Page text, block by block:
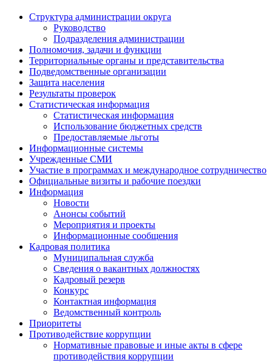
Структура администрации округа
Руководство
Подразделения администрации
Полномочия, задачи и функции
Территориальные органы и представительства
Подведомственные организации
Защита населения
Результаты проверок
Статистическая информация
Статистическая информация
Использование бюджетных средств
Предоставляемые льготы
Информационные системы
Учрежденные СМИ
Участие в программах и международное сотрудничество
Официальные визиты и рабочие поездки
Информация
Новости
Анонсы событий
Мероприятия и проекты
Информационные сообщения
Кадровая политика
Муниципальная служба
Сведения о вакантных должностях
Кадровый резерв
Конкурс
Контактная информация
Ведомственный контроль
Приоритеты
Противодействие коррупции
Нормативные правовые и иные акты в сфере
противодействия коррупции